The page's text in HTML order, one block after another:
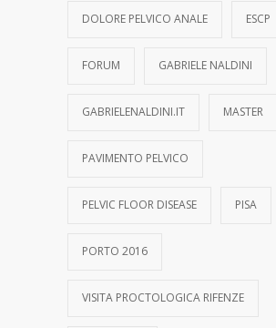
DOLORE PELVICO ANALE ESCP
FORUM GABRIELE NALDINI
GABRIELENALDINI.IT MASTER
PAVIMENTO PELVICO
PELVIC FLOOR DISEASE PISA
PORTO 2016
VISITA PROCTOLOGICA RIFENZE